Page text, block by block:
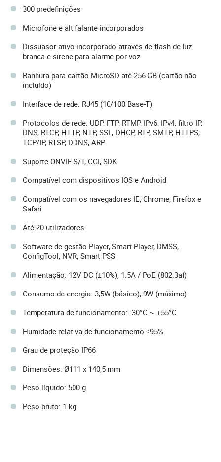
300 predefinições
Microfone e altifalante incorporados
Dissuasor ativo incorporado através de flash de luz
branca e sirene para alarme por voz
Ranhura para cartão MicroSD até 256 GB (cartão não
incluído)
Interface de rede: RJ45 (10/100 Base-T)
Protocolos de rede: UDP, FTP, RTMP, IPv6, IPv4, filtro IP,
DNS, RTCP, HTTP, NTP, SSL, DHCP, RTP, SMTP, HTTPS,
TCP/IP, RTSP, DDNS, ARP
Suporte ONVIF S/T, CGI, SDK
Compatível com dispositivos IOS e Android
Compatível com os navegadores IE, Chrome, Firefox e
Safari
Até 20 utilizadores
Software de gestão Player, Smart Player, DMSS,
ConfigTool, NVR, Smart PSS
Alimentação: 12V DC (±10%), 1.5A / PoE (802.3af)
Consumo de energia: 3,5W (básico), 9W (máximo)
Temperatura de funcionamento: -30°C ~ +55°C
Humidade relativa de funcionamento ≤95%.
Grau de proteção IP66
Dimensões: Ø111 x 140,5 mm
Peso líquido: 500 g
Peso bruto: 1 kg